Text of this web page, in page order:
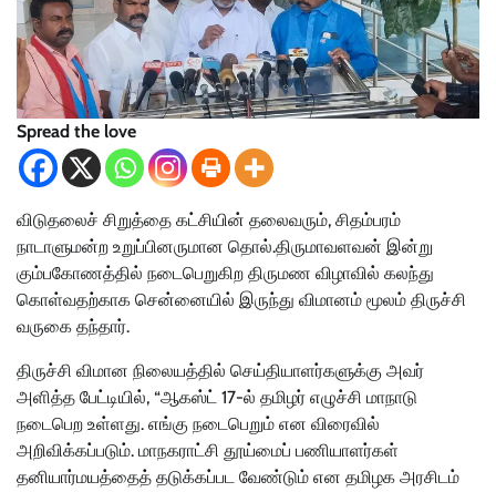
Spread the love
விடுதலைச் சிறுத்தை கட்சியின் தலைவரும், சிதம்பரம்
நாடாளுமன்ற உறுப்பினருமான தொல்.திருமாவளவன் இன்று
கும்பகோணத்தில் நடைபெறுகிற திருமண விழாவில் கலந்து
கொள்வதற்காக சென்னையில் இருந்து விமானம் மூலம் திருச்சி
வருகை தந்தார்.
திருச்சி விமான நிலையத்தில் செய்தியாளர்களுக்கு அவர்
அளித்த பேட்டியில், “ஆகஸ்ட் 17-ல் தமிழர் எழுச்சி மாநாடு
நடைபெற உள்ளது. எங்கு நடைபெறும் என விரைவில்
அறிவிக்கப்படும். மாநகராட்சி தூய்மைப் பணியாளர்கள்
தனியார்மயத்தைத் தடுக்கப்பட வேண்டும் என தமிழக அரசிடம்